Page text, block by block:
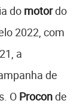
do motordo
2022, com
a
de
O Proconde